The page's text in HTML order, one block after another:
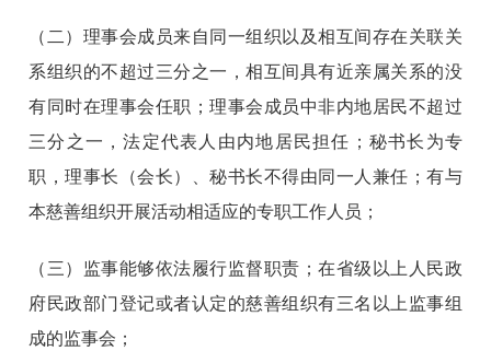
（二）理事会成员来自同一组织以及相互间存在关联关
系组织的不超过三分之一，相互间具有近亲属关系的没
有同时在理事会任职；理事会成员中非内地居民不超过
三分之一，法定代表人由内地居民担任；秘书长为专
职，理事长（会长）、秘书长不得由同一人兼任；有与
本慈善组织开展活动相适应的专职工作人员；
（三）监事能够依法履行监督职责；在省级以上人民政
府民政部门登记或者认定的慈善组织有三名以上监事组
成的监事会；